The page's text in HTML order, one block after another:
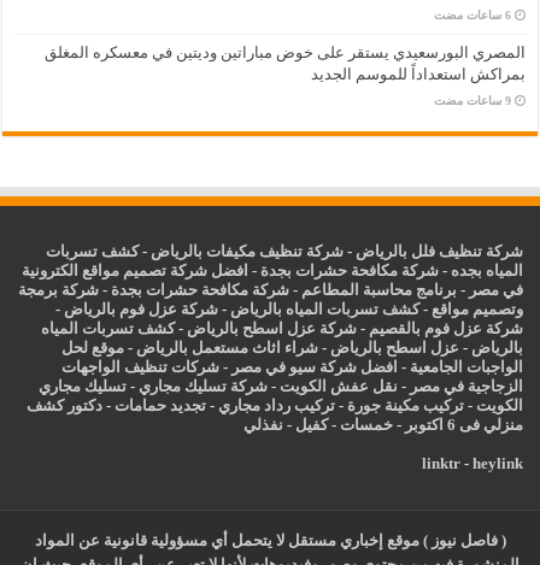
‏6 ساعات مضت
المصري البورسعيدي يستقر على خوض مباراتين وديتين في معسكره المغلق
بمراكش استعداداً للموسم الجديد
‏9 ساعات مضت
شركة تنظيف فلل بالرياض -شركة تنظيف مكيفات بالرياض -كشف تسربات
المياه بجده -شركة مكافحة حشرات بجدة - افضل شركة تصميم مواقع الكترونية
في مصر - برنامج محاسبة المطاعم -شركة مكافحة حشرات بجدة -شركة برمجة
وتصميم مواقع -كشف تسربات المياه بالرياض -شركة عزل فوم بالرياض -
شركة عزل فوم بالقصيم -شركة عزل اسطح بالرياض -كشف تسربات المياه
بالرياض - عزل اسطح بالرياض -شراء اثاث مستعمل بالرياض - موقع لحل
الواجبات الجامعية - افضل شركة سيو في مصر -شركات تنظيف الواجهات
الزجاجية في مصر - نقل عفش الكويت -شركة تسليك مجاري -تسليك مجاري
الكويت -تركيب مكينة جورة -تركيب رداد مجاري -تجديد حمامات -دكتور كشف
منزلي فى 6 اكتوبر
-خمسات -كفيل - نفذلي
linktr- heylink
( فاصل نيوز ) موقع إخباري مستقل لا يتحمل أي مسؤولية قانونية عن المواد